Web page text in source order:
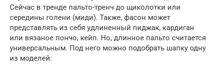
Сейчас в тренде пальто-тренч до щиколотки или
середины голени (миди). Также, фасон может
представлять из себя удлиненный пиджак, кардиган
или вязаное пончо, кейп. Но, длинное пальто считается
универсальным. Под него можно подобрать шапку одну
из моделей: